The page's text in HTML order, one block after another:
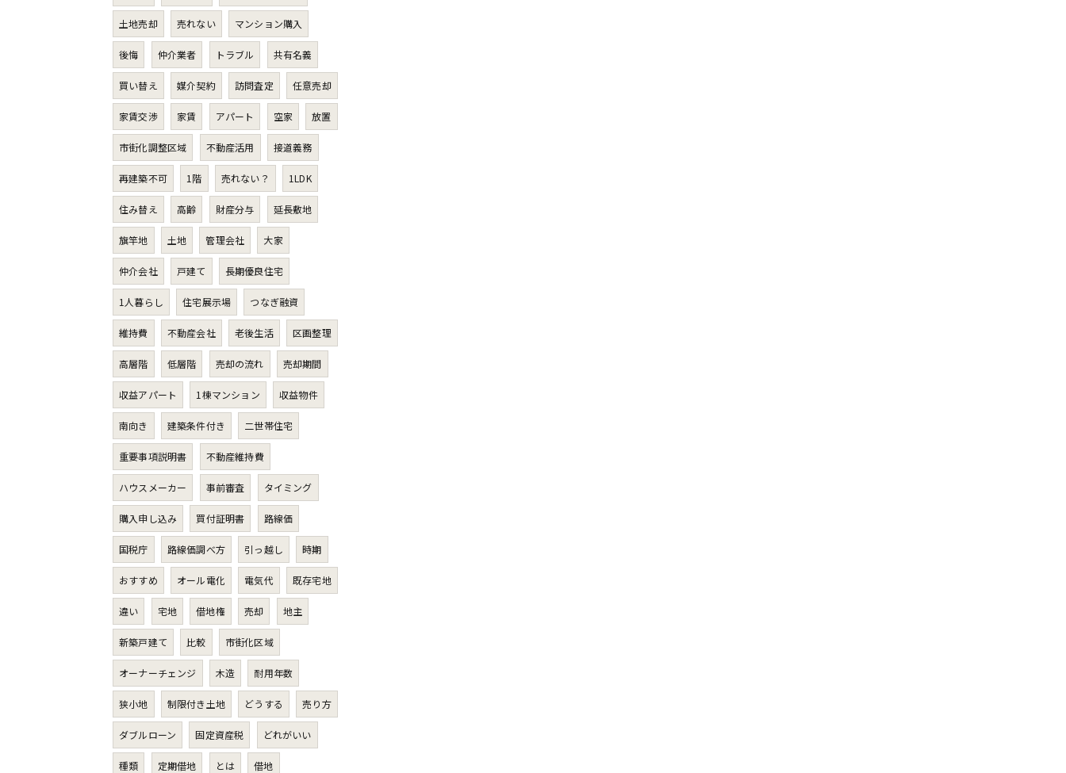
土地売却 売れない マンション購入
後悔 仲介業者 トラブル 共有名義
買い替え 媒介契約 訪問査定 任意売却
家賃交渉 家賃 アパート 空家 放置
市街化調整区域 不動産活用 接道義務
再建築不可 1階 売れない？ 1LDK
住み替え 高齢 財産分与 延長敷地
旗竿地 土地 管理会社 大家
仲介会社 戸建て 長期優良住宅
1人暮らし 住宅展示場 つなぎ融資
維持費 不動産会社 老後生活 区画整理
高層階 低層階 売却の流れ 売却期間
収益アパート 1棟マンション 収益物件
南向き 建築条件付き 二世帯住宅
重要事項説明書 不動産維持費
ハウスメーカー 事前審査 タイミング
購入申し込み 買付証明書 路線価
国税庁 路線価調べ方 引っ越し 時期
おすすめ オール電化 電気代 既存宅地
違い 宅地 借地権 売却 地主
新築戸建て 比較 市街化区域
オーナーチェンジ 木造 耐用年数
狭小地 制限付き土地 どうする 売り方
ダブルローン 固定資産税 どれがいい
種類 定期借地 とは 借地